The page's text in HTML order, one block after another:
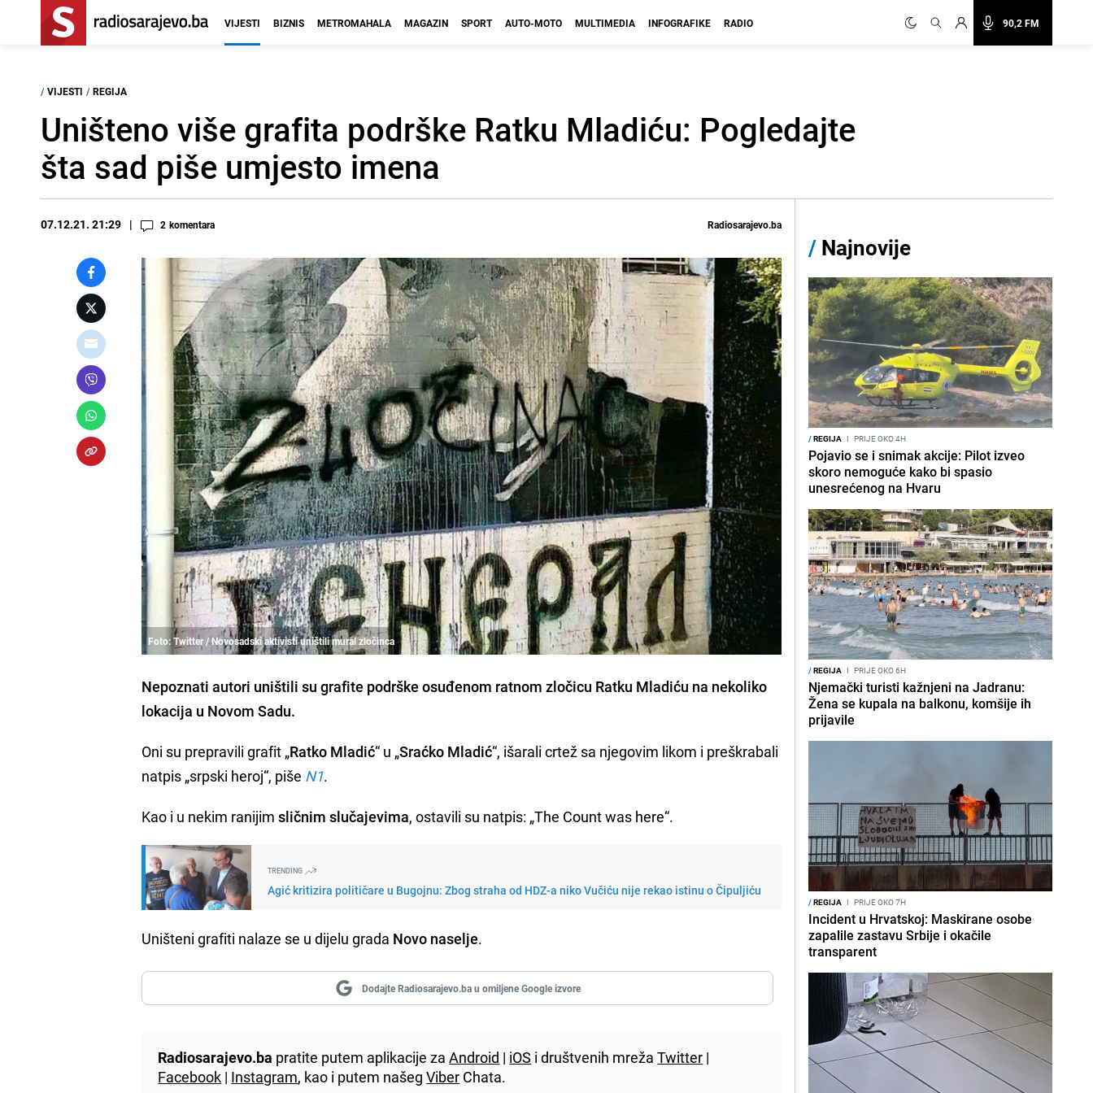
90,2 FM
VIJESTI BIZNIS METROMAHALA MAGAZIN SPORT AUTO-MOTO MULTIMEDIA INFOGRAFIKE RADIO
/ VIJESTI / REGIJA
Uništeno više grafita podrške Ratku Mladiću: Pogledajte
šta sad piše umjesto imena
07.12.21. 21:29 2 komentara Radiosarajevo.ba
Foto: Twitter / Novosadski aktivisti uništili mural zločinca
Nepoznati autori uništili su grafite podrške osuđenom ratnom zločicu Ratku Mladiću na nekoliko
lokacija u Novom Sadu.
Oni su prepravili grafit „Ratko Mladić“ u „Sraćko Mladić“, išarali crtež sa njegovim likom i preškrabali
natpis „srpski heroj“, piše N1.
Kao i u nekim ranijim sličnim slučajevima, ostavili su natpis: „The Count was here“.
TRENDING
Agić kritizira političare u Bugojnu: Zbog straha od HDZ-a niko Vučiću nije rekao istinu o Čipuljiću
Uništeni grafiti nalaze se u dijelu grada Novo naselje.
Dodajte Radiosarajevo.ba u omiljene Google izvore
Radiosarajevo.ba pratite putem aplikacije zaAndroid | iOS i društvenih mrežaTwitter |
Facebook | Instagram, kao i putem našegViber Chata.
/ Najnovije
/REGIJA I PRIJE OKO 4H
Pojavio se i snimak akcije: Pilot izveo
skoro nemoguće kako bi spasio
unesrećenog na Hvaru
/REGIJA I PRIJE OKO 6H
Njemački turisti kažnjeni na Jadranu:
Žena se kupala na balkonu, komšije ih
prijavile
/REGIJA I PRIJE OKO 7H
Incident u Hrvatskoj: Maskirane osobe
zapalile zastavu Srbije i okačile
transparent